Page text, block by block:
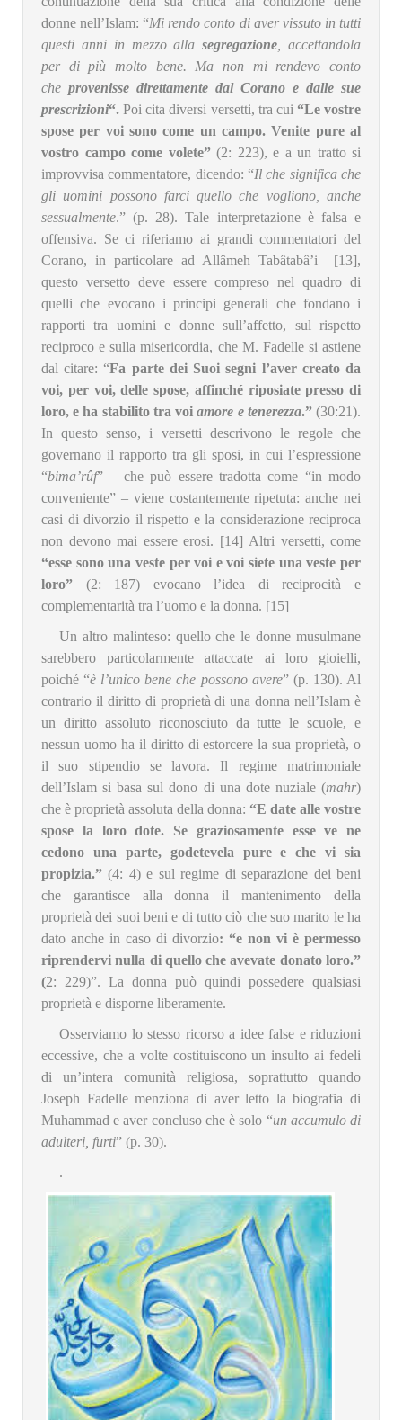
donne nell’Islam: “Mi rendo conto di aver vissuto in tutti
questi anni in mezzo allasegregazione, accettandola
per di più molto bene. Ma non mi rendevo conto
che provenisse direttamente dal Corano e dalle sue
prescrizioni“. Poi cita diversi versetti, tra cui “Le vostre
spose per voi sono come un campo. Venite pure al
vostro campo come volete”(2: 223), e a un tratto si
improvvisa commentatore, dicendo: “Il che significa che
gli uomini possono farci quello che vogliono, anche
sessualmente.” (p. 28). Tale interpretazione è falsa e
offensiva. Se ci riferiamo ai grandi commentatori del
Corano, in particolare ad Allâmeh Tabâtabâ’i [13],
questo versetto deve essere compreso nel quadro di
quelli che evocano i principi generali che fondano i
rapporti tra uomini e donne sull’affetto, sul rispetto
reciproco e sulla misericordia, che M. Fadelle si astiene
dal citare: “Fa parte dei Suoi segni l’aver creato da
voi, per voi, delle spose, affinché riposiate presso di
loro, e ha stabilito tra voiamore e tenerezza.”(30:21).
In questo senso, i versetti descrivono le regole che
governano il rapporto tra gli sposi, in cui l’espressione
“bima’rûf” – che può essere tradotta come “in modo
conveniente” – viene costantemente ripetuta: anche nei
casi di divorzio il rispetto e la considerazione reciproca
non devono mai essere erosi. [14] Altri versetti, come
“esse sono una veste per voi e voi siete una veste per
loro” (2: 187) evocano l’idea di reciprocità e
complementarità tra l’uomo e la donna. [15]
Un altro malinteso: quello che le donne musulmane
sarebbero particolarmente attaccate ai loro gioielli,
poiché “è l’unico bene che possono avere” (p. 130). Al
contrario il diritto di proprietà di una donna nell’Islam è
un diritto assoluto riconosciuto da tutte le scuole, e
nessun uomo ha il diritto di estorcere la sua proprietà, o
il suo stipendio se lavora. Il regime matrimoniale
dell’Islam si basa sul dono di una dote nuziale (mahr)
che è proprietà assoluta della donna: “E date alle vostre
spose la loro dote. Se graziosamente esse ve ne
cedono una parte, godetevela pure e che vi sia
propizia.” (4: 4) e sul regime di separazione dei beni
che garantisce alla donna il mantenimento della
proprietà dei suoi beni e di tutto ciò che suo marito le ha
dato anche in caso di divorzio: “e non vi è permesso
riprendervi nulla di quello che avevate donato loro.”
(2: 229)”. La donna può quindi possedere qualsiasi
proprietà e disporne liberamente.
Osserviamo lo stesso ricorso a idee false e riduzioni
eccessive, che a volte costituiscono un insulto ai fedeli
di un’intera comunità religiosa, soprattutto quando
Joseph Fadelle menziona di aver letto la biografia di
Muhammad e aver concluso che è solo “un accumulo di
adulteri, furti” (p. 30).
.